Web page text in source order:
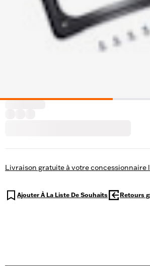
Livraison gratuite à votre concessionnaire
Ajouter À La Liste De Souhaits Retours